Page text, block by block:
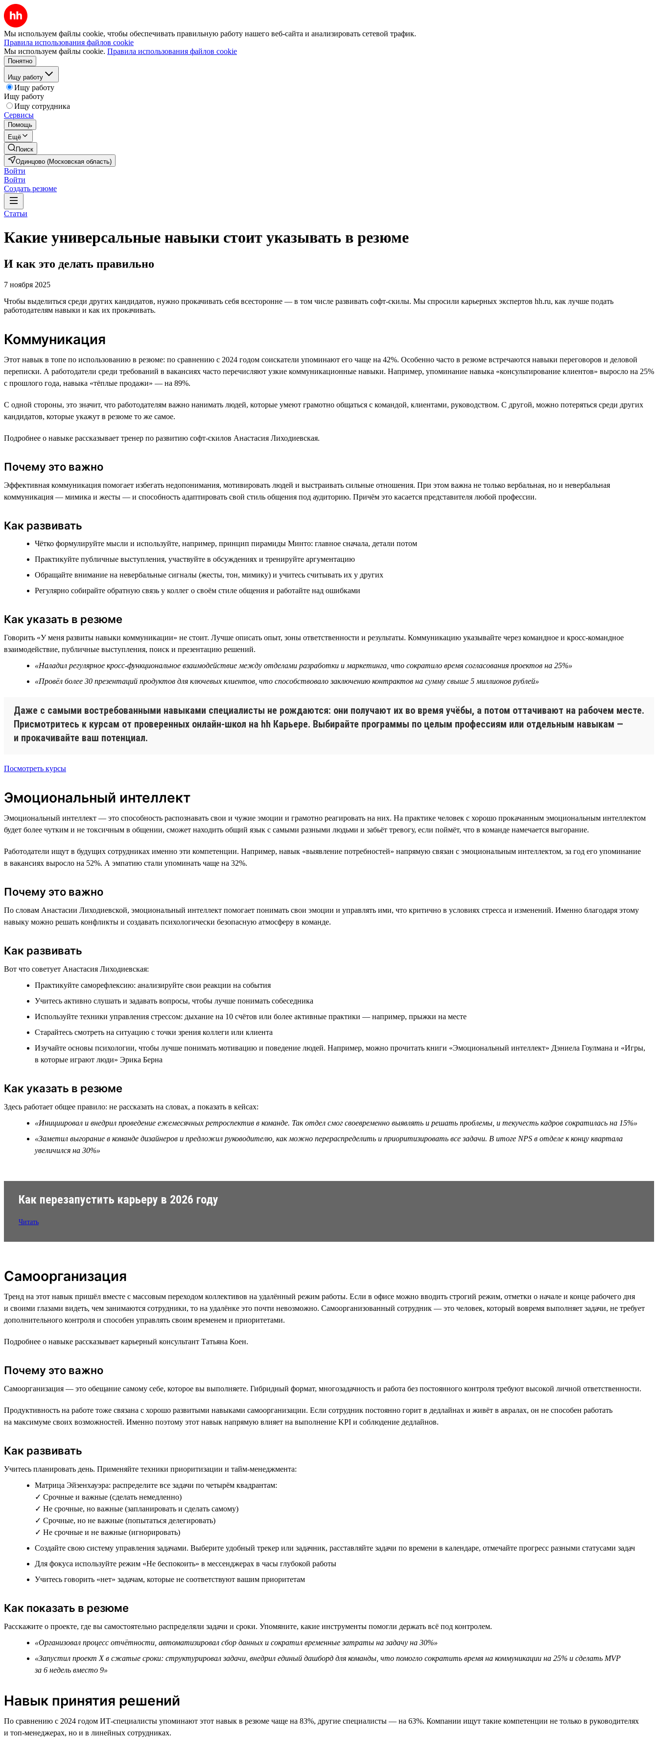
Мы используем файлы cookie, чтобы обеспечивать правильную работу нашего веб-сайта и анализировать сетевой трафик.
Правила использования файлов cookie
Мы используем файлы cookie. Правила использования файлов cookie
Понятно
Ищу работу
Ищу работу
Ищу работу
Ищу сотрудника
Сервисы
Помощь
Ещё
Поиск
Одинцово (Московская область)
Войти
Войти
Создать резюме
Статьи
Какие универсальные навыки стоит указывать в резюме
И как это делать правильно
7 ноября 2025
Чтобы выделиться среди других кандидатов, нужно прокачивать себя всесторонне — в том числе развивать софт-скилы. Мы спросили карьерных экспертов hh.ru, как лучше подать
работодателям навыки и как их прокачивать.
Коммуникация
Этот навык в топе по использованию в резюме: по сравнению с 2024 годом соискатели упоминают его чаще на 42%. Особенно часто в резюме встречаются навыки переговоров и деловой
переписки. А работодатели среди требований в вакансиях часто перечисляют узкие коммуникационные навыки. Например, упоминание навыка «консультирование клиентов» выросло на 25%
с прошлого года, навыка «тёплые продажи» — на 89%.
С одной стороны, это значит, что работодателям важно нанимать людей, которые умеют грамотно общаться с командой, клиентами, руководством. С другой, можно потеряться среди других
кандидатов, которые укажут в резюме то же самое.
Подробнее о навыке рассказывает тренер по развитию софт-скилов Анастасия Лиходиевская.
Почему это важно
Эффективная коммуникация помогает избегать недопонимания, мотивировать людей и выстраивать сильные отношения. При этом важна не только вербальная, но и невербальная
коммуникация — мимика и жесты — и способность адаптировать свой стиль общения под аудиторию. Причём это касается представителя любой профессии.
Как развивать
Чётко формулируйте мысли и используйте, например, принцип пирамиды Минто: главное сначала, детали потом
Практикуйте публичные выступления, участвуйте в обсуждениях и тренируйте аргументацию
Обращайте внимание на невербальные сигналы (жесты, тон, мимику) и учитесь считывать их у других
Регулярно собирайте обратную связь у коллег о своём стиле общения и работайте над ошибками
Как указать в резюме
Говорить «У меня развиты навыки коммуникации» не стоит. Лучше описать опыт, зоны ответственности и результаты. Коммуникацию указывайте через командное и кросс-командное
взаимодействие, публичные выступления, поиск и презентацию решений.
«Наладил регулярное кросс-функциональное взаимодействие между отделами разработки и маркетинга, что сократило время согласования проектов на 25%»
«Провёл более 30 презентаций продуктов для ключевых клиентов, что способствовало заключению контрактов на сумму свыше 5 миллионов рублей»
Даже с самыми востребованными навыками специалисты не рождаются: они получают их во время учёбы, а потом оттачивают на рабочем месте.
Присмотритесь к курсам от проверенных онлайн-школ на hh Карьере. Выбирайте программы по целым профессиям или отдельным навыкам —
и прокачивайте ваш потенциал.
Посмотреть курсы
Эмоциональный интеллект
Эмоциональный интеллект — это способность распознавать свои и чужие эмоции и грамотно реагировать на них. На практике человек с хорошо прокачанным эмоциональным интеллектом
будет более чутким и не токсичным в общении, сможет находить общий язык с самыми разными людьми и забьёт тревогу, если поймёт, что в команде намечается выгорание.
Работодатели ищут в будущих сотрудниках именно эти компетенции. Например, навык «выявление потребностей» напрямую связан с эмоциональным интеллектом, за год его упоминание
в вакансиях выросло на 52%. А эмпатию стали упоминать чаще на 32%.
Почему это важно
По словам Анастасии Лиходиевской, эмоциональный интеллект помогает понимать свои эмоции и управлять ими, что критично в условиях стресса и изменений. Именно благодаря этому
навыку можно решать конфликты и создавать психологически безопасную атмосферу в команде.
Как развивать
Вот что советует Анастасия Лиходиевская:
Практикуйте саморефлексию: анализируйте свои реакции на события
Учитесь активно слушать и задавать вопросы, чтобы лучше понимать собеседника
Используйте техники управления стрессом: дыхание на 10 счётов или более активные практики — например, прыжки на месте
Старайтесь смотреть на ситуацию с точки зрения коллеги или клиента
Изучайте основы психологии, чтобы лучше понимать мотивацию и поведение людей. Например, можно прочитать книги «Эмоциональный интеллект» Дэниела Гоулмана и «Игры,
в которые играют люди» Эрика Берна
Как указать в резюме
Здесь работает общее правило: не рассказать на словах, а показать в кейсах:
«Инициировал и внедрил проведение ежемесячных ретроспектив в команде. Так отдел смог своевременно выявлять и решать проблемы, и текучесть кадров сократилась на 15%»
«Заметил выгорание в команде дизайнеров и предложил руководителю, как можно перераспределить и приоритизировать все задачи. В итоге NPS в отделе к концу квартала
увеличился на 30%»
Как перезапустить карьеру в 2026 году
Читать
Самоорганизация
Тренд на этот навык пришёл вместе с массовым переходом коллективов на удалённый режим работы. Если в офисе можно вводить строгий режим, отметки о начале и конце рабочего дня
и своими глазами видеть, чем занимаются сотрудники, то на удалёнке это почти невозможно. Самоорганизованный сотрудник — это человек, который вовремя выполняет задачи, не требует
дополнительного контроля и способен управлять своим временем и приоритетами.
Подробнее о навыке рассказывает карьерный консультант Татьяна Коен.
Почему это важно
Самоорганизация — это обещание самому себе, которое вы выполняете. Гибридный формат, многозадачность и работа без постоянного контроля требуют высокой личной ответственности.
Продуктивность на работе тоже связана с хорошо развитыми навыками самоорганизации. Если сотрудник постоянно горит в дедлайнах и живёт в авралах, он не способен работать
на максимуме своих возможностей. Именно поэтому этот навык напрямую влияет на выполнение KPI и соблюдение дедлайнов.
Как развивать
Учитесь планировать день. Применяйте техники приоритизации и тайм-менеджмента:
Матрица Эйзенхауэра: распределите все задачи по четырём квадрантам:
✓ Срочные и важные (сделать немедленно)
✓ Не срочные, но важные (запланировать и сделать самому)
✓ Срочные, но не важные (попытаться делегировать)
✓ Не срочные и не важные (игнорировать)
Создайте свою систему управления задачами. Выберите удобный трекер или задачник, расставляйте задачи по времени в календаре, отмечайте прогресс разными статусами задач
Для фокуса используйте режим «Не беспокоить» в мессенджерах в часы глубокой работы
Учитесь говорить «нет» задачам, которые не соответствуют вашим приоритетам
Как показать в резюме
Расскажите о проекте, где вы самостоятельно распределяли задачи и сроки. Упомяните, какие инструменты помогли держать всё под контролем.
«Организовал процесс отчётности, автоматизировал сбор данных и сократил временные затраты на задачу на 30%»
«Запустил проект Х в сжатые сроки: структурировал задачи, внедрил единый дашборд для команды, что помогло сократить время на коммуникации на 25% и сделать MVP
за 6 недель вместо 9»
Навык принятия решений
По сравнению с 2024 годом ИТ-специалисты упоминают этот навык в резюме чаще на 83%, другие специалисты — на 63%. Компании ищут такие компетенции не только в руководителях
и топ-менеджерах, но и в линейных сотрудниках.